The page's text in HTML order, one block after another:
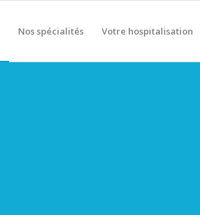
Nos spécialités Votre hospitalisation